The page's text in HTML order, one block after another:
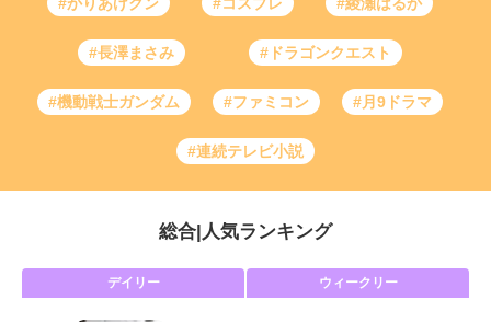
#かりあげクン #コスプレ #綾瀬はるか
#長澤まさみ #ドラゴンクエスト
#機動戦士ガンダム #ファミコン #月9ドラマ
#連続テレビ小説
総合 人気ランキング
デイリー ウィークリー